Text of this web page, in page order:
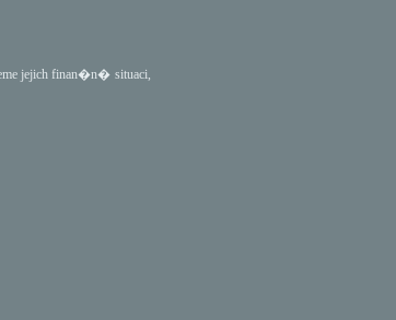
jejich finan�n� situaci,